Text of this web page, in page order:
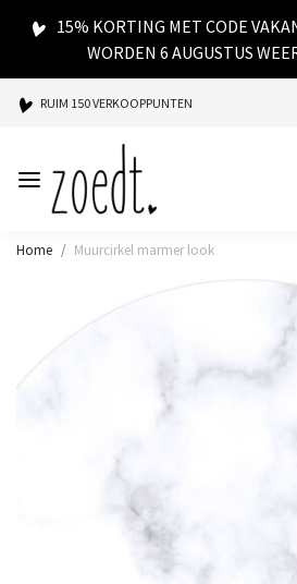
15% KORTING MET CODE
WORDEN 6 AUGUSTUS
RUIM 150 VERKOOPPUNTEN
SPAARPUNTEN BIJ ELKE AANKOOP
SNELLE LEVERING
Home Muurcirkel marmer look